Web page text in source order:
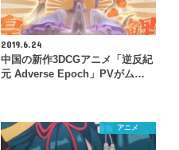
2019.6.24
中国の新作3DCGアニメ「逆反紀
元 Adverse Epoch」PVがム…
アニメ